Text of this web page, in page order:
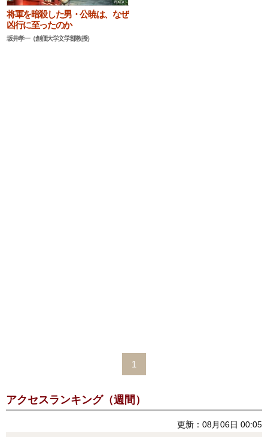
将軍を暗殺した男・公暁は、なぜ
凶行に至ったのか
坂井孝一（創価大学文学部教授）
1
アクセスランキング（週間）
更新：08月06日 00:05